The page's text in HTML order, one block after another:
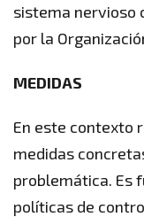
sistema nervioso
por la
MEDIDAS
En este contexto
medidas
problemática. Es
políticas de